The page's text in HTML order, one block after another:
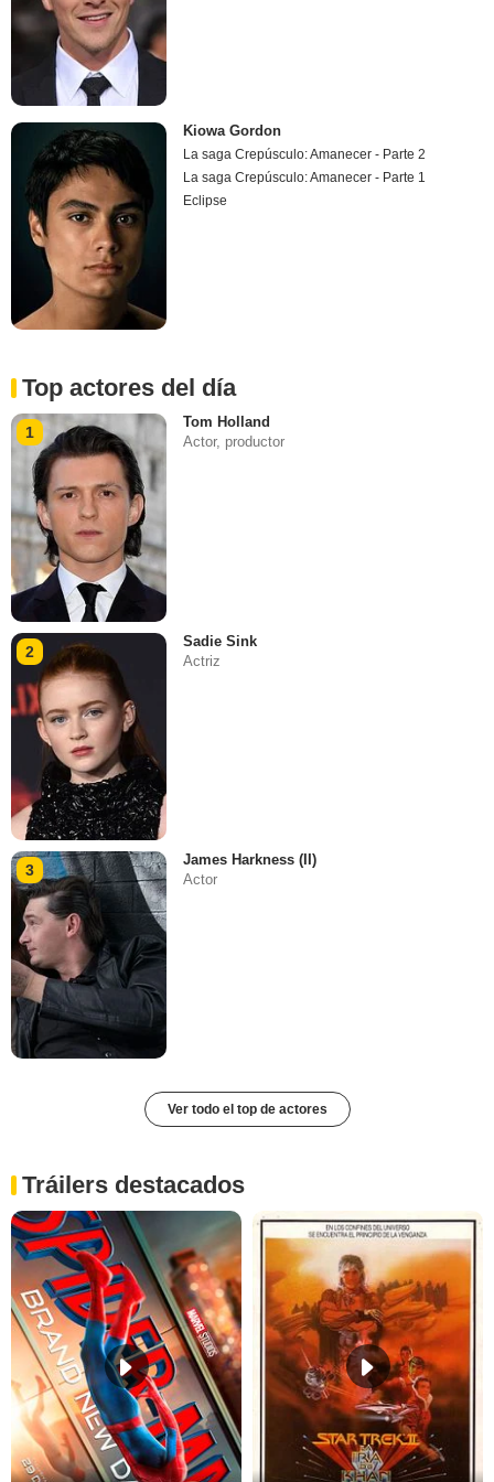
Kiowa Gordon
La saga Crepúsculo: Amanecer - Parte 2
La saga Crepúsculo: Amanecer - Parte 1
Eclipse
Top actores del día
1
Tom Holland
Actor, productor
2
Sadie Sink
Actriz
3
James Harkness (II)
Actor
Ver todo el top de actores
Tráilers destacados